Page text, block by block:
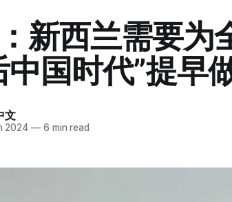
新西兰需要为
中国时代”提早
文
2024 —6 min read